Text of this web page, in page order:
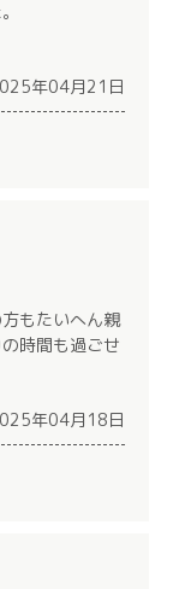
年04月21日
もたいへん親
時間も過ごせ
年04月18日